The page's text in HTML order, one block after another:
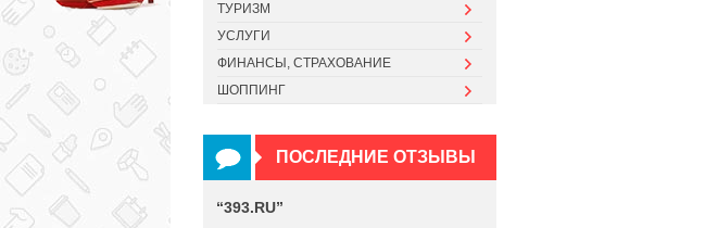
ТУРИЗМ
УСЛУГИ
ФИНАНСЫ, СТРАХОВАНИЕ
ШОППИНГ
ПОСЛЕДНИЕ ОТЗЫВЫ
“393.RU”